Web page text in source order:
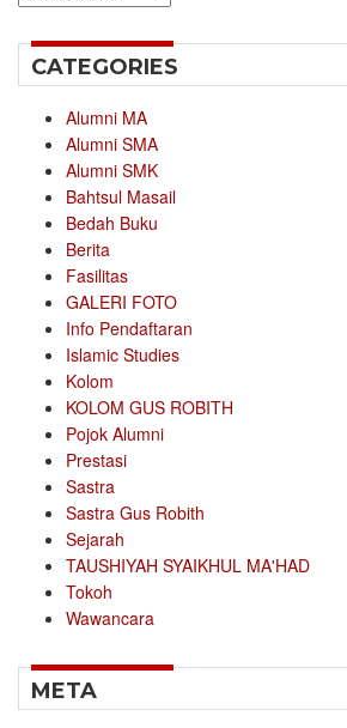
CATEGORIES
Alumni MA
Alumni SMA
Alumni SMK
Bahtsul Masail
Bedah Buku
Berita
Fasilitas
GALERI FOTO
Info Pendaftaran
Islamic Studies
Kolom
KOLOM GUS ROBITH
Pojok Alumni
Prestasi
Sastra
Sastra Gus Robith
Sejarah
TAUSHIYAH SYAIKHUL MA'HAD
Tokoh
Wawancara
META